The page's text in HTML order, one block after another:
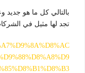
بالتالي كل ما هو
تجد لها مثيل في